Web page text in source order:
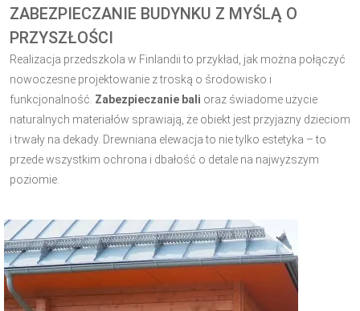
ZABEZPIECZANIE BUDYNKU Z MYŚLĄ O
PRZYSZŁOŚCI
Realizacja przedszkola w Finlandii to przykład, jak można połączyć
nowoczesne projektowanie z troską o środowisko i
funkcjonalność. Zabezpieczanie bali oraz świadome użycie
naturalnych materiałów sprawiają, że obiekt jest przyjazny dzieciom
i trwały na dekady. Drewniana elewacja to nie tylko estetyka – to
przede wszystkim ochrona i dbałość o detale na najwyższym
poziomie.